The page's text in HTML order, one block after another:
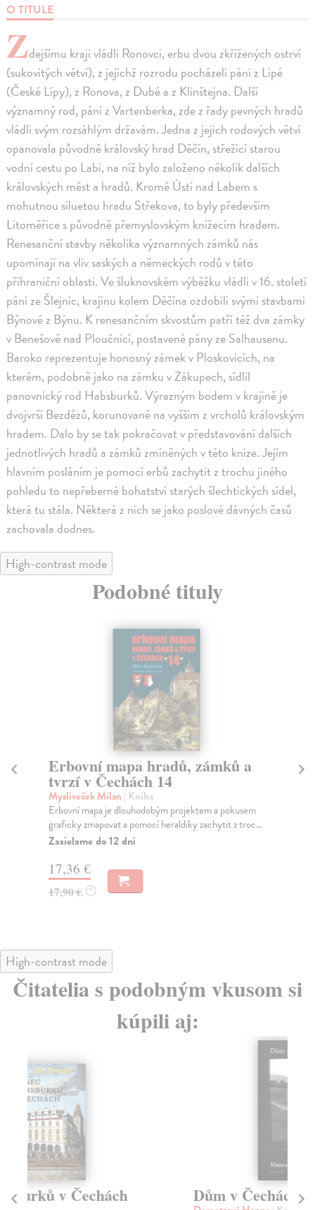
O TITULE
Zdejšímu kraji vládli Ronovci, erbu dvou zkřížených ostrví
(sukovitých větví), z jejichž rozrodu pocházeli páni z Lipé
(České Lípy), z Ronova, z Dubé a z Klinštejna. Další
významný rod, páni z Vartenberka, zde z řady pevných hradů
vládli svým rozsáhlým državám. Jedna z jejich rodových větví
opanovala původně královský hrad Děčín, střežící starou
vodní cestu po Labi, na níž bylo založeno několik dalších
královských měst a hradů. Kromě Ústí nad Labem s
mohutnou siluetou hradu Střekova, to byly především
Litoměřice s původně přemyslovským knížecím hradem.
Renesanční stavby několika významných zámků nás
upomínají na vliv saských a německých rodů v této
příhraniční oblasti. Ve šluknovském výběžku vládli v 16. století
páni ze Šlejnic, krajinu kolem Děčína ozdobili svými stavbami
Býnové z Býnu. K renesančním skvostům patří též dva zámky
v Benešově nad Ploučnicí, postavené pány ze Salhausenu.
Baroko reprezentuje honosný zámek v Ploskovicích, na
kterém, podobně jako na zámku v Zákupech, sídlil
panovnický rod Habsburků. Výrazným bodem v krajině je
dvojvrší Bezdězů, korunované na vyšším z vrcholů královským
hradem. Dalo by se tak pokračovat v představování dalších
jednotlivých hradů a zámků zmíněných v této knize. Jejím
hlavním posláním je pomocí erbů zachytit z trochu jiného
pohledu to nepřeberné bohatství starých šlechtických sídel,
která tu stála. Některá z nich se jako poslové dávných časů
zachovala dodnes.
High-contrast mode
Podobné tituly
Erbovní mapa hradů, zámků a
tvrzí v Čechách 14
Mysliveček Milan| Kniha
Erbovní mapa je dlouhodobým projektem a pokusem
graficky zmapovat a pomocí heraldiky zachytit z troc...
Zasielame do 12 dní
17,36 €
17,90 € ?
High-contrast mode
Čitatelia s podobným vkusom si
kúpili aj:
Dům v Čechách